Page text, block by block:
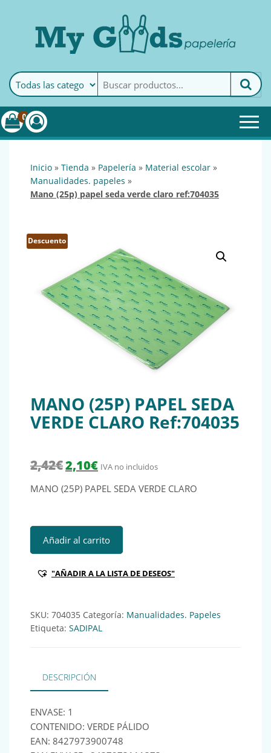
MyGoods · PapeleríaMy Goods es tu papelería
online de confianza. Podrás
encontrar todo lo necesario
0
inicio » tienda » papelería » material escolar »
manualidades. papeles »
mano (25p) papel seda verde claro ref:704035
Descuento
MANO (25P) PAPEL SEDA
VERDE CLARO Ref:704035
2,42€ El precio original era: 2,42€.
2,10€El precio actual es: 2,10€.
IVA no incluidos
MANO (25P) PAPEL SEDA VERDE CLARO
MANO (25P) PAPEL SEDA VERDE CLARO Ref:704035
Añadir al carrito
"AÑADIR A LA LISTA DE DESEOS"
SKU: 704035 Categoría: Manualidades. Papeles
Etiqueta: SADIPAL
DESCRIPCIÓN
ENVASE: 1
CONTENIDO: VERDE PÁLIDO
EAN: 8427973900748